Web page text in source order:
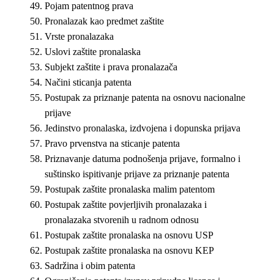
Pojam patentnog prava
Pronalazak kao predmet zaštite
Vrste pronalazaka
Uslovi zaštite pronalaska
Subjekt zaštite i prava pronalazača
Načini sticanja patenta
Postupak za priznanje patenta na osnovu nacionalne
prijave
Jedinstvo pronalaska, izdvojena i dopunska prijava
Pravo prvenstva na sticanje patenta
Priznavanje datuma podnošenja prijave, formalno i
suštinsko ispitivanje prijave za priznanje patenta
Postupak zaštite pronalaska malim patentom
Postupak zaštite povjerljivih pronalazaka i
pronalazaka stvorenih u radnom odnosu
Postupak zaštite pronalaska na osnovu USP
Postupak zaštite pronalaska na osnovu KEP
Sadržina i obim patenta